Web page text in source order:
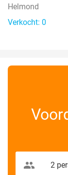
Helmond
Verkocht: 0